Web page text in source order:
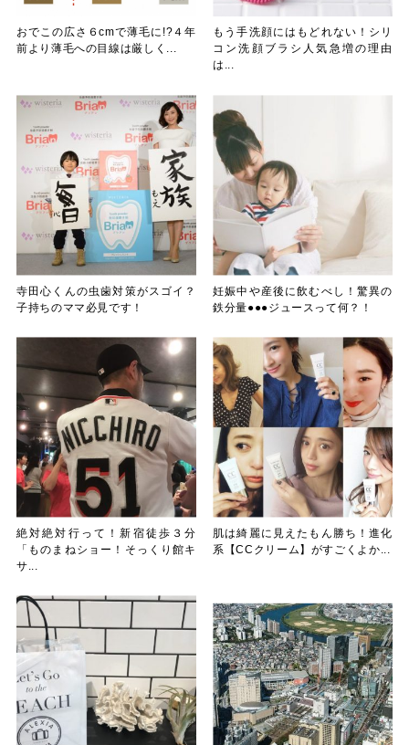
おでこの広さ６cmで薄毛に!?４年
前より薄毛への目線は厳しく...
もう手洗顔にはもどれない！シリ
コン洗顔ブラシ人気急増の理由
は...
寺田心くんの虫歯対策がスゴイ？
子持ちのママ必見です！
妊娠中や産後に飲むべし！驚異の
鉄分量●●●ジュースって何？！
絶対絶対行って！新宿徒歩３分
「ものまねショー！そっくり館キ
サ...
肌は綺麗に見えたもん勝ち！進化
系【CCクリーム】がすごくよか...